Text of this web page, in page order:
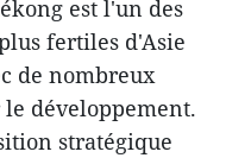
est l'un des
fertiles d'Asie
de nombreux
développement.
stratégique